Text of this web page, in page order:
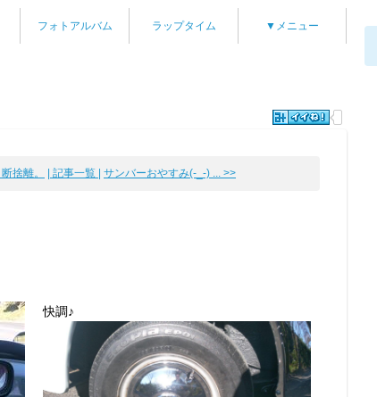
フォトアルバム ラップタイム ▼メニュー
離。 | 記事一覧 | サンバーおやすみ(-_-) ... >>
快調♪